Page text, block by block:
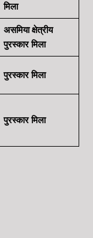
मिला
असमियाक्षेत्रीय
पुरस्कार मिला
पुरस्कार मिला
पुरस्कार मिला